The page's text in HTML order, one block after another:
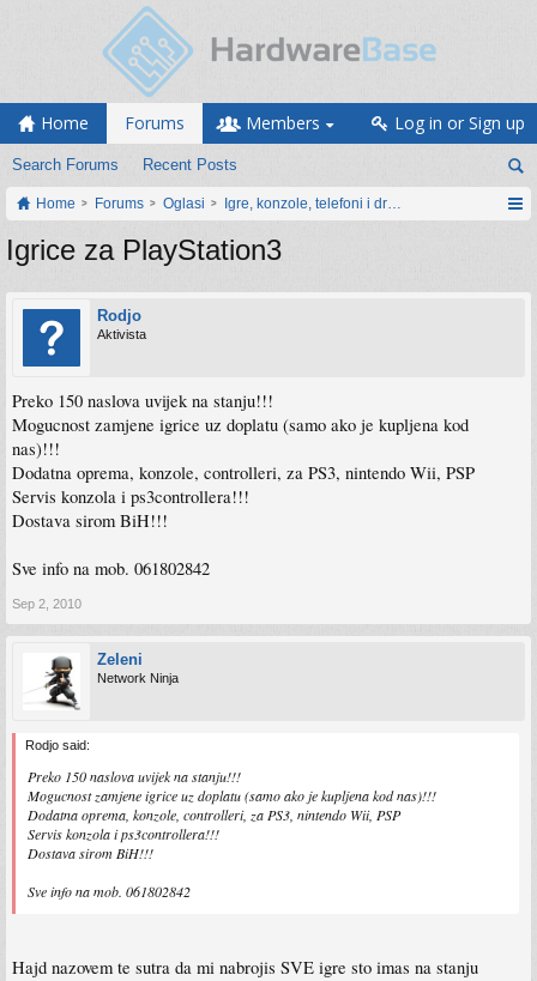
Home Forums
Search Forums Recent Posts
Members Log in or Sign up
Home Forums Oglasi Igre, konzole, telefoni i drugi gadgeti
Igrice za PlayStation3
Rodjo
Aktivista
Preko 150 naslova uvijek na stanju!!!
Mogucnost zamjene igrice uz doplatu (samo ako je kupljena kod
nas)!!!
Dodatna oprema, konzole, controlleri, za PS3, nintendo Wii, PSP
Servis konzola i ps3controllera!!!
Dostava sirom BiH!!!
Sve info na mob. 061802842
Sep 2, 2010
Zeleni
Network Ninja
Rodjo said:
Preko 150 naslova uvijek na stanju!!!
Mogucnost zamjene igrice uz doplatu (samo ako je kupljena kod nas)!!!
Dodatna oprema, konzole, controlleri, za PS3, nintendo Wii, PSP
Servis konzola i ps3controllera!!!
Dostava sirom BiH!!!
Sve info na mob. 061802842
Hajd nazovem te sutra da mi nabrojis SVE igre sto imas na stanju